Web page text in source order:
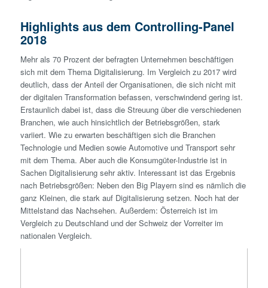
Highlights aus dem Controlling-Panel
2018
Mehr als 70 Prozent der befragten Unternehmen beschäftigen
sich mit dem Thema Digitalisierung. Im Vergleich zu 2017 wird
deutlich, dass der Anteil der Organisationen, die sich nicht mit
der digitalen Transformation befassen, verschwindend gering ist.
Erstaunlich dabei ist, dass die Streuung über die verschiedenen
Branchen, wie auch hinsichtlich der Betriebsgrößen, stark
variiert. Wie zu erwarten beschäftigen sich die Branchen
Technologie und Medien sowie Automotive und Transport sehr
mit dem Thema. Aber auch die Konsumgüter-Industrie ist in
Sachen Digitalisierung sehr aktiv. Interessant ist das Ergebnis
nach Betriebsgrößen: Neben den Big Playern sind es nämlich die
ganz Kleinen, die stark auf Digitalisierung setzen. Noch hat der
Mittelstand das Nachsehen. Außerdem: Österreich ist im
Vergleich zu Deutschland und der Schweiz der Vorreiter im
nationalen Vergleich.